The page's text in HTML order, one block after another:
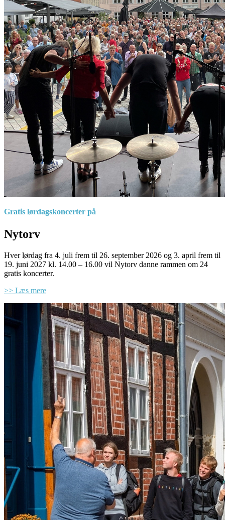
Gratis lørdagskoncerter på
Nytorv
Hver lørdag fra 4. juli frem til 26. september 2026 og 3. april frem til
19. juni 2027 kl. 14.00 – 16.00 vil Nytorv danne rammen om 24
gratis koncerter.
>> Læs mere